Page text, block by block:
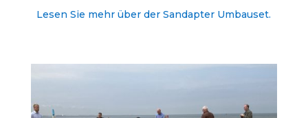
Lesen Sie mehr über der Sandapter Umbauset.